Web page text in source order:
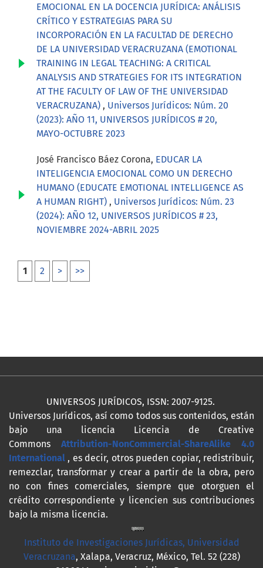
EMOCIONAL EN LA DOCENCIA JURÍDICA: ANÁLISIS
CRÍTICO Y ESTRATEGIAS PARA SU
INCORPORACIÓN EN LA FACULTAD DE DERECHO
DE LA UNIVERSIDAD VERACRUZANA (EMOTIONAL
TRAINING IN LEGAL TEACHING: A CRITICAL
ANALYSIS AND STRATEGIES FOR ITS INTEGRATION
AT THE FACULTY OF LAW OF THE UNIVERSIDAD
VERACRUZANA) , Universos Jurídicos: Núm. 20
(2023): AÑO 11, UNIVERSOS JURÍDICOS # 20,
MAYO-OCTUBRE 2023
José Francisco Báez Corona, EDUCAR LA
INTELIGENCIA EMOCIONAL COMO UN DERECHO
HUMANO (EDUCATE EMOTIONAL INTELLIGENCE AS
A HUMAN RIGHT) , Universos Jurídicos: Núm. 23
(2024): AÑO 12, UNIVERSOS JURÍDICOS # 23,
NOVIEMBRE 2024-ABRIL 2025
1 2 > >>
UNIVERSOS JURÍDICOS, ISSN: 2007-9125.
Universos Jurídicos, así como todos sus contenidos, están
bajo una licencia Licencia de Creative
Commons Attribution-NonCommercial-ShareAlike 4.0
International , es decir, otros pueden copiar, redistribuir,
remezclar, transformar y crear a partir de la obra, pero
no con fines comerciales, siempre que otorguen el
crédito correspondiente y licencien sus contribuciones
bajo la misma licencia.
Instituto de Investigaciones Jurídicas, Universidad
Veracruzana, Xalapa, Veracruz, México, Tel. 52 (228)